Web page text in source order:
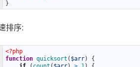
}
排序:
<?php
function quicksort ( $arr)
{